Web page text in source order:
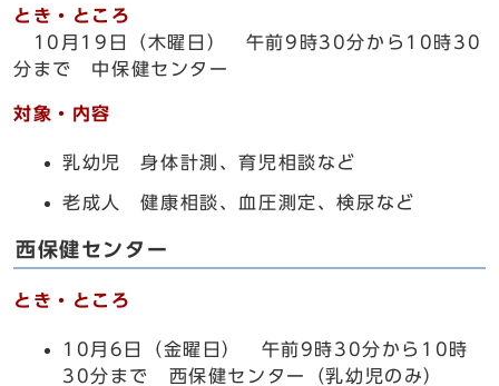
とき・ところ
10月19日（木曜日） 午前9時30分から10時30
分まで 中保健センター
対象・内容
乳幼児 身体計測、育児相談など
老成人 健康相談、血圧測定、検尿など
西保健センター
とき・ところ
10月6日（金曜日） 午前9時30分から10時
30分まで 西保健センター（乳幼児のみ）